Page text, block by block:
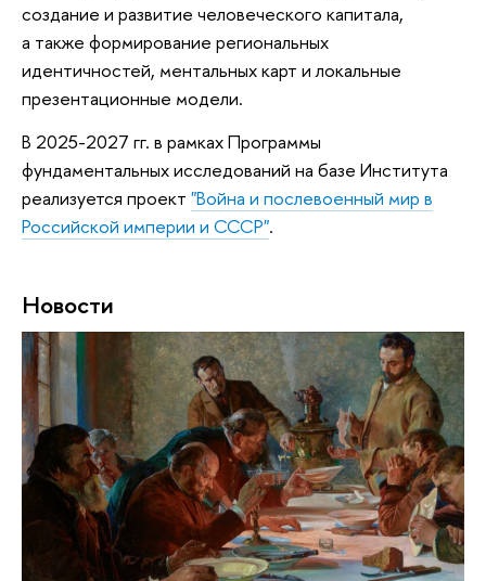
создание и развитие человеческого капитала,
а также формирование региональных
идентичностей, ментальных карт и локальные
презентационные модели.
В 2025-2027 гг. в рамках Программы
фундаментальных исследований на базе Института
реализуется проект "Война и послевоенный мир в
Российской империи и СССР".
Новости